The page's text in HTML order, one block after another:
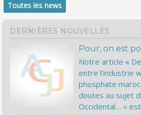
Toutes les news
DERNIÈRES NOUVELLES
Pour, on est
Notre article «
entre l’industrie
phosphate
doutes au sujet
Occidental… »